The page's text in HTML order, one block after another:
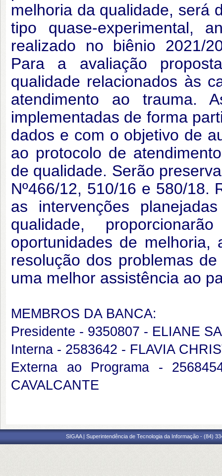
melhoria da qualidade, será
tipo quase-experimental,
realizado no biênio 2021/
Para a avaliação
qualidade relacionados às
atendimento ao trauma.
implementadas de forma
dados e com o objetivo de
ao protocolo de
de qualidade. Serão
Nº466/12, 510/16 e 580/18.
as intervenções
qualidade,
oportunidades de
resolução dos problemas
uma melhor assistência ao
MEMBROS DA BANCA:
Presidente - 9350807 - ELIANE
Interna - 2583642 - FLAVIA
Externa ao Programa -
CAVALCANTE
SIGAA | Superintendência de Tecnologia da Informação - (84)